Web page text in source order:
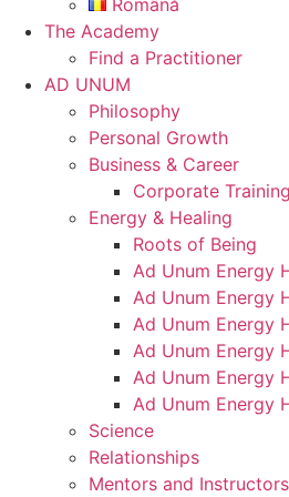
Română
The Academy
Find a Practitioner
AD UNUM
Philosophy
Personal Growth
Business & Career
Corporate Training
Energy & Healing
Roots of Being
Ad Unum Energy
Ad Unum Energy
Ad Unum Energy
Ad Unum Energy
Ad Unum Energy
Ad Unum Energy
Science
Relationships
Mentors and Instructors